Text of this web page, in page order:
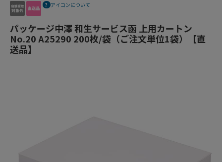
アイコンについて
パッケージ中澤 和生サービス函 上用カートン
No.20 A25290 200枚/袋（ご注文単位1袋）【直
送品】